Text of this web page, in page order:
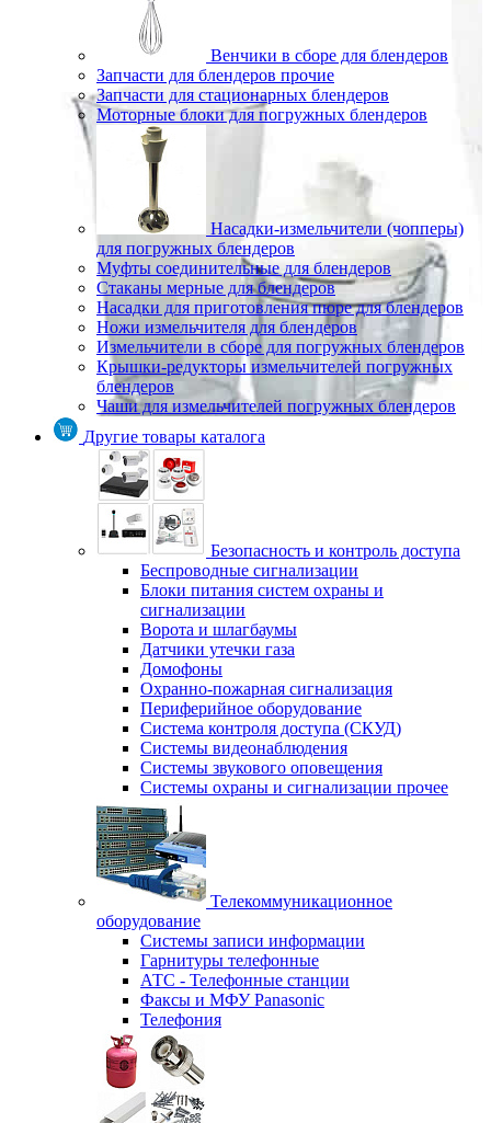
Венчики в сборе для блендеров
Запчасти для блендеров прочие
Запчасти для стационарных блендеров
Моторные блоки для погружных блендеров
Насадки-измельчители (чопперы)
для погружных блендеров
Муфты соединительные для блендеров
Стаканы мерные для блендеров
Насадки для приготовления пюре для блендеров
Ножи измельчителя для блендеров
Измельчители в сборе для погружных блендеров
Крышки-редукторы измельчителей погружных
блендеров
Чаши для измельчителей погружных блендеров
Другие товары каталога
Безопасность и контроль доступа
Беспроводные сигнализации
Блоки питания систем охраны и
сигнализации
Ворота и шлагбаумы
Датчики утечки газа
Домофоны
Охранно-пожарная сигнализация
Периферийное оборудование
Система контроля доступа (СКУД)
Системы видеонаблюдения
Системы звукового оповещения
Системы охраны и сигнализации прочее
Телекоммуникационное
оборудование
Системы записи информации
Гарнитуры телефонные
АТС - Телефонные станции
Факсы и МФУ Panasonic
Телефония